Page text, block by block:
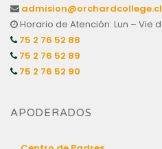
admision@orchardcollege.cl
Horario de Atención: Lun – Vie
75 2 76 52 88
75 2 76 52 89
75 2 76 52 90
APODERADOS